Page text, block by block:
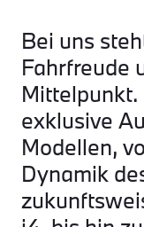
Bei uns
Fahrfreude
Mittelpunkt.
exklusive
Modellen,
Dynamik